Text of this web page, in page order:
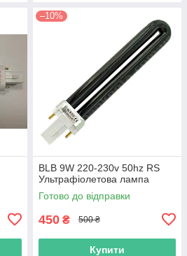
–10%
BLB 9W 220-230v 50hz RS
Ультрафіолетова лампа
Готово до відправки
450 ₴ 500 ₴
Купити